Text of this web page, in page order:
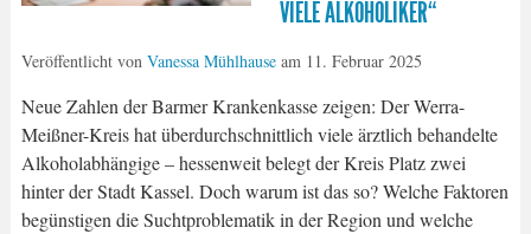
IELE ALKOHOLIKER“
Veröffentlicht von Vanessa Mühlhauseam 11. Februar 2025
Neue Zahlen der Barmer Krankenkasse zeigen: Der Werra-
Meißner-Kreis hat überdurchschnittlich viele ärztlich behandelte
Alkoholabhängige – hessenweit belegt der Kreis Platz zwei
hinter der Stadt Kassel. Doch warum ist das so? Welche Faktoren
begünstigen die Suchtproblematik in der Region und welche